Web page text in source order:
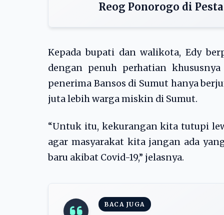
Reog Ponorogo di
Kepada bupati dan walikota, Edy
dengan penuh perhatian
penerima Bansos di Sumut hanya
juta lebih warga miskin di Sumut.
“Untuk itu, kekurangan kita tutupi
agar masyarakat kita jangan ada
baru akibat Covid-19,” jelasnya.
BACA JUGA